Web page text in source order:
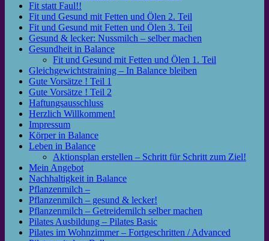
Fit statt Faul!!
Fit und Gesund mit Fetten und Ölen 2. Teil
Fit und Gesund mit Fetten und Ölen 3. Teil
Gesund & lecker: Nussmilch – selber machen
Gesundheit in Balance
Fit und Gesund mit Fetten und Ölen 1. Teil
Gleichgewichtstraining – In Balance bleiben
Gute Vorsätze ! Teil 1
Gute Vorsätze ! Teil 2
Haftungsausschluss
Herzlich Willkommen!
Impressum
Körper in Balance
Leben in Balance
Aktionsplan erstellen – Schritt für Schritt zum Ziel!
Mein Angebot
Nachhaltigkeit in Balance
Pflanzenmilch –
Pflanzenmilch – gesund & lecker!
Pflanzenmilch – Getreidemilch selber machen
Pilates Ausbildung – Pilates Basic
Pilates im Wohnzimmer – Fortgeschritten / Advanced